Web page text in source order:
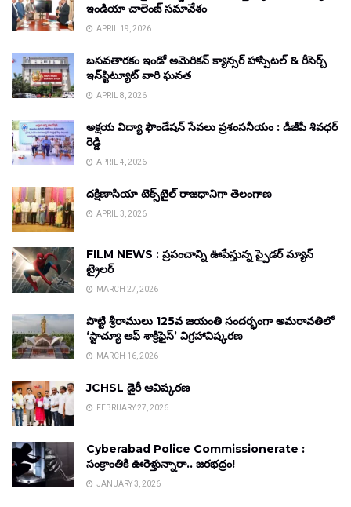
ఇండియా చాలెంజ్ సమావేశం
APRIL 19, 2026
బసవతారకం ఇండో అమెరికన్ క్యాన్సర్ హాస్పిటల్ & రీసెర్చ్
ఇన్‌స్టిట్యూట్ వారి ఘనత
APRIL 8, 2026
అక్షయ విద్యా ఫౌండేషన్ సేవలు ప్రశంసనీయం : డీజీపీ శివధర్
రెడ్డి
APRIL 4, 2026
దక్షిణాసియా టెక్స్‌టైల్ రాజధానిగా తెలంగాణ
APRIL 3, 2026
FILM NEWS : ప్రపంచాన్ని ఊపేస్తున్న స్పైడర్ మ్యాన్
ట్రైలర్
MARCH 27, 2026
పొట్టి శ్రీరాములు 125వ జయంతి సందర్భంగా అమరావతిలో
‘స్టాచ్యూ ఆఫ్ శాక్రిఫైస్’ విగ్రహావిష్కరణ
MARCH 16, 2026
JCHSL డైరీ ఆవిష్కరణ
FEBRUARY 27, 2026
Cyberabad Police Commissionerate :
సంక్రాంతికి ఊరెళ్తున్నారా.. జరభద్రం!
JANUARY 3, 2026